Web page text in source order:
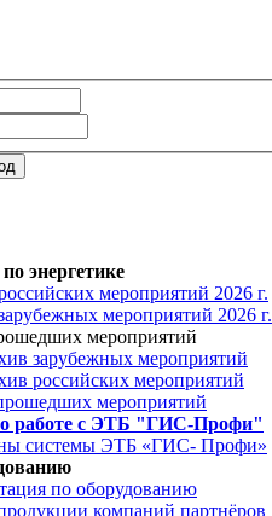
энергетике
мероприятий 2026 г.
мероприятий 2026 г.
мероприятий
зарубежных мероприятий
российских мероприятий
мероприятий
работе с ЭТБ "ГИС-Профи"
системы ЭТБ «ГИС- Профи»
по оборудованию
компаний партнёров